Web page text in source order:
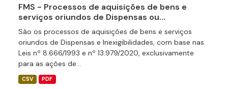
FMS - Processos de aquisições de bens e
serviços oriundos de Dispensas ou...
São os processos de aquisições de bens e serviços
oriundos de Dispensas e Inexigibilidades, com base nas
Leis nº 8.666/1993 e nº 13.979/2020, exclusivamente
para as ações de...
CSV PDF